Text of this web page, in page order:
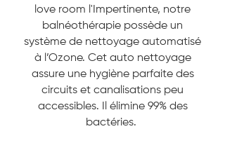
love room l'Impertinente, notre
balnéothérapie possède un
système de nettoyage automatisé
à l’Ozone. Cet auto nettoyage
assure une hygiène parfaite des
circuits et canalisations peu
accessibles. Il élimine 99% des
bactéries.